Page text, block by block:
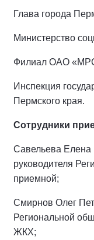
Глава города
Министерство
Филиал ОАО
Инспекция
Пермского края.
Сотрудники
Савельева Елена
руководителя
приемной;
Смирнов Олег
Региональной
ЖКХ;